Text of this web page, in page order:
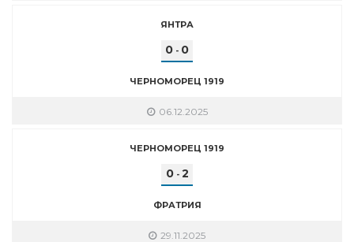
ЯНТРА
0 - 0
ЧЕРНОМОРЕЦ 1919
06.12.2025
ЧЕРНОМОРЕЦ 1919
0- 2
ФРАТРИЯ
29.11.2025